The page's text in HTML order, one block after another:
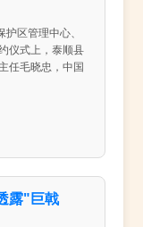
区管理中心、
仪式上，泰顺县
任毛晓忠，中国
露"巨戟